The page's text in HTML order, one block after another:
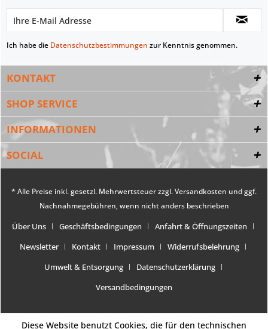
Ich habe die Datenschutzbestimmungen zur Kenntnis genommen.
KONTAKT
SHOP SERVICE
INFORMATIONEN
SOCIAL
* Alle Preise inkl. gesetzl. Mehrwertsteuer zzgl.Versandkosten und ggf.
Nachnahmegebühren, wenn nicht anders beschrieben
Über Uns Geschäftsbedingungen
Anfahrt & Öffnungszeiten
Newsletter
Kontakt Impressum
Widerrufsbelehrung
Umwelt & Entsorgung
Datenschutzerklärung
Versandbedingungen
Diese Website benutzt Cookies, die für den technischen